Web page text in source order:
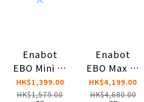
Enabot
EBO Mini 家
庭陪伴機械
人
HK$1,399.00
HK$1,579.00
Enabot
EBO Max 家
庭陪伴機械
人
HK$4,199.00
HK$4,680.00